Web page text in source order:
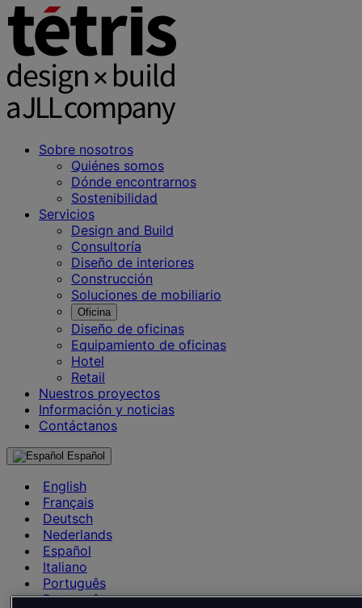
Sobre nosotros
Quiénes somos
Dónde encontrarnos
Sostenibilidad
Servicios
Design and Build
Consultoría
Diseño de interiores
Construcción
Soluciones de mobiliario
Oficina
Diseño de oficinas
Equipamiento de oficinas
Hotel
Retail
Nuestros proyectos
Información y noticias
Contáctanos
Español
English
Français
Deutsch
Nederlands
Español
Italiano
Português
Português